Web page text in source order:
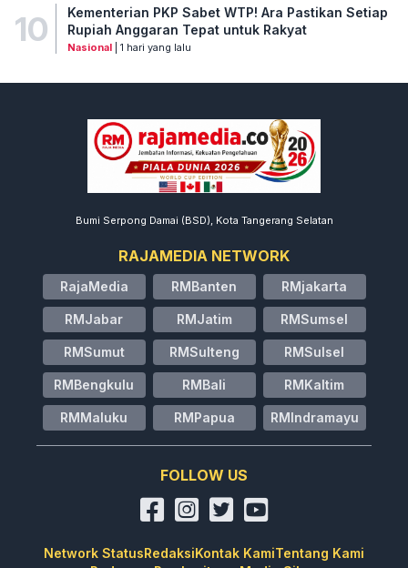
10
Kementerian PKP Sabet WTP! Ara Pastikan Setiap
Rupiah Anggaran Tepat untuk Rakyat
Nasional| 1 hari yang lalu
Bumi Serpong Damai (BSD), Kota Tangerang Selatan
RAJAMEDIA NETWORK
RajaMedia RMBanten RMjakarta
RMJabar RMJatim RMSumsel
RMSumut RMSulteng RMSulsel
RMBengkulu RMBali RMKaltim
RMMaluku RMPapua RMIndramayu
FOLLOW US
Network StatusRedaksiKontak KamiTentang Kami